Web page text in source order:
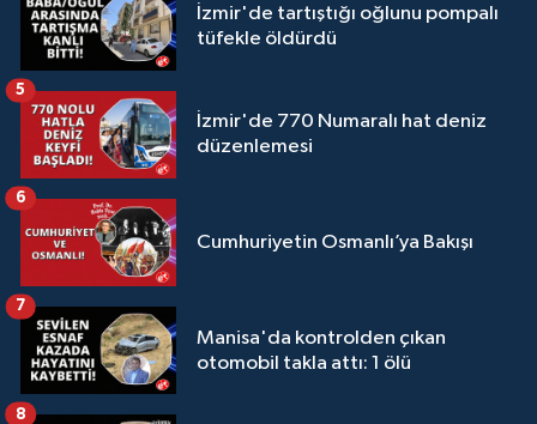
İzmir'de tartıştığı oğlunu pompalı
tüfekle öldürdü
İzmir'de 770 Numaralı hat deniz
düzenlemesi
5
Cumhuriyetin Osmanlı’ya Bakışı
6
Manisa'da kontrolden çıkan
otomobil takla attı: 1 ölü
7
8